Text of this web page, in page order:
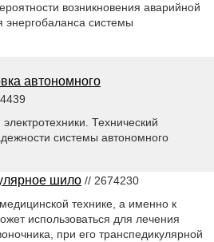
возникновения аварийной
энергобаланса системы
автономного
Технический
системы автономного
шило // 2674230
технике, а именно к
использоваться для лечения
при его транспедикулярной